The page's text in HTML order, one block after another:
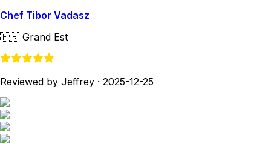
Chef Tibor Vadasz
🇫🇷 Grand Est
Reviewed by Jeffrey · 2025-12-25